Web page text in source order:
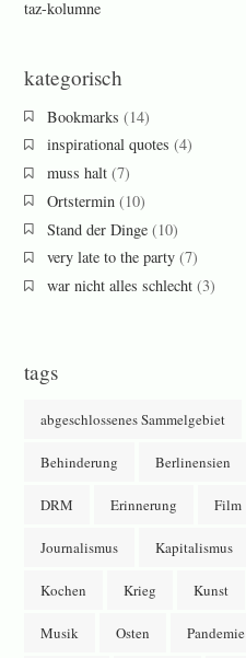
taz-kolumne
kategorisch
Bookmarks (14)
inspirational quotes (4)
muss halt(7)
Ortstermin(10)
Stand der Dinge(10)
very late to the party(7)
war nicht alles schlecht(3)
tags
abgeschlossenes Sammelgebiet
Behinderung Berlinensien
DRM Erinnerung Film
Journalismus Kapitalismus
Kochen Krieg Kunst
Musik Osten Pandemie